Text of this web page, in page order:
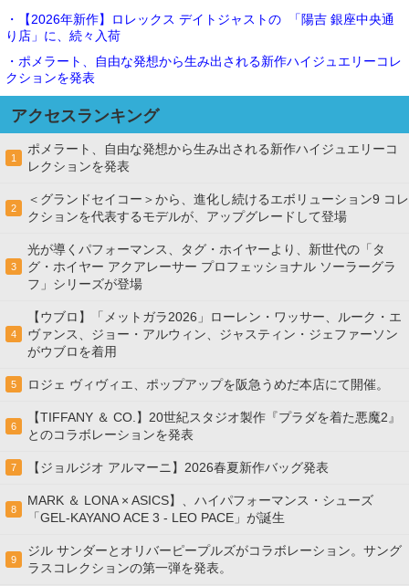
・【2026年新作】ロレックス デイトジャストの 「陽吉 銀座中央通
り店」に、続々入荷
・ポメラート、自由な発想から生み出される新作ハイジュエリーコレ
クションを発表
アクセスランキング
1
ポメラート、自由な発想から生み出される新作ハイジュエリーコ
レクションを発表
2
＜グランドセイコー＞から、進化し続けるエボリューション9 コレ
クションを代表するモデルが、アップグレードして登場
3
光が導くパフォーマンス、タグ・ホイヤーより、新世代の「タ
グ・ホイヤー アクアレーサー プロフェッショナル ソーラーグラ
フ」シリーズが登場
4
【ウブロ】「メットガラ2026」ローレン・ワッサー、ルーク・エ
ヴァンス、ジョー・アルウィン、ジャスティン・ジェファーソン
がウブロを着用
5 ロジェ ヴィヴィエ、ポップアップを阪急うめだ本店にて開催。
6
【TIFFANY ＆ CO.】20世紀スタジオ製作『プラダを着た悪魔2』
とのコラボレーションを発表
7 【ジョルジオ アルマーニ】2026春夏新作バッグ発表
8
MARK ＆ LONA × ASICS】、ハイパフォーマンス・シューズ
「GEL-KAYANO ACE 3 - LEO PACE」が誕生
9
ジル サンダーとオリバーピープルズがコラボレーション。サング
ラスコレクションの第一弾を発表。